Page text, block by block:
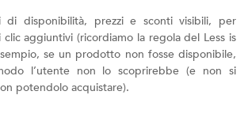
di disponibilità, prezzi e sconti visibili, per
aggiuntivi (ricordiamo la regola del Less is
se un prodotto non fosse disponibile,
l’utente non lo scoprirebbe (e non si
potendolo acquistare).